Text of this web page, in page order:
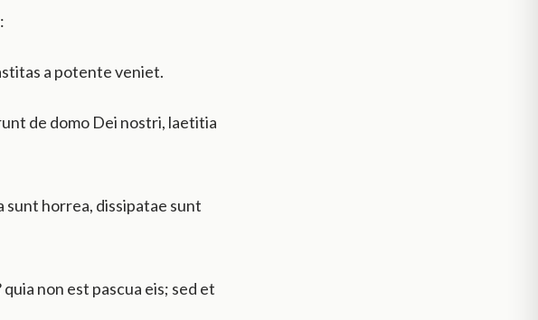
a potente veniet.
de domo Dei nostri, laetitia
horrea, dissipatae sunt
non est pascua eis; sed et